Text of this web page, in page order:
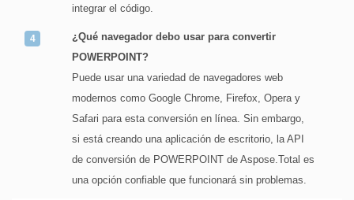
integrar el código.
¿Qué navegador debo usar para convertir
POWERPOINT?
Puede usar una variedad de navegadores web
modernos como Google Chrome, Firefox, Opera y
Safari para esta conversión en línea. Sin embargo,
si está creando una aplicación de escritorio, la API
de conversión de POWERPOINT de Aspose.Total es
una opción confiable que funcionará sin problemas.